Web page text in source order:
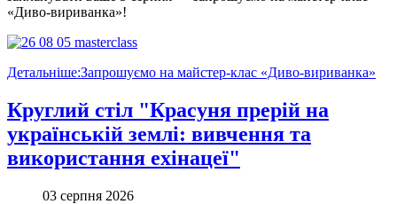
«Диво-вириванка»!
Детальніше:Запрошуємо на майстер-клас «Диво-вириванка»
Круглий стіл "Красуня прерій на
українській землі: вивчення та
використання ехінацеї"
03 серпня 2026